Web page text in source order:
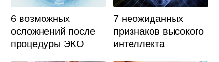
6 возможных
осложнений после
процедуры ЭКО
7 неожиданных
признаков высокого
интеллекта